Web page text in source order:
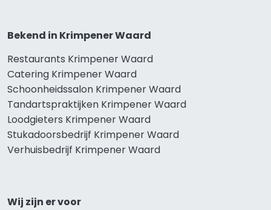
Bekend in Krimpener Waard
Restaurants Krimpener Waard
Catering Krimpener Waard
Schoonheidssalon Krimpener Waard
Tandartspraktijken Krimpener Waard
Loodgieters Krimpener Waard
Stukadoorsbedrijf Krimpener Waard
Verhuisbedrijf Krimpener Waard
Wij zijn er voor